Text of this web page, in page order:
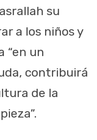
su
a los niños y
“en un
contribuirá
de la